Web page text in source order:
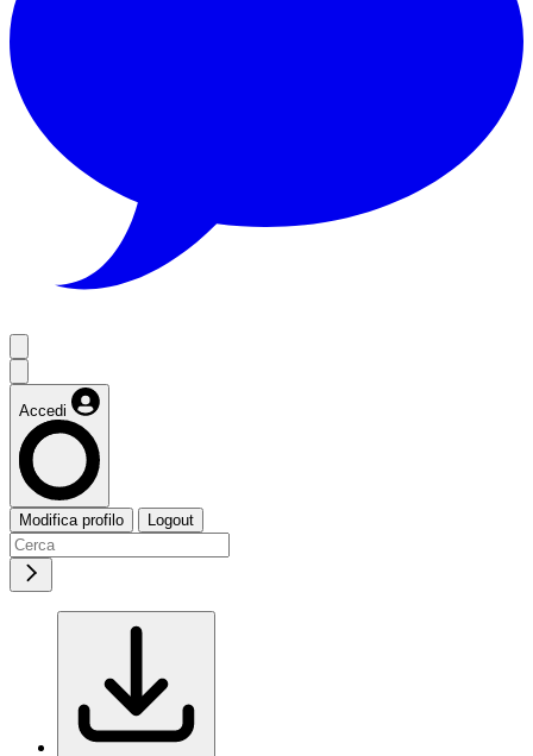
Accedi
Modifica profilo Logout